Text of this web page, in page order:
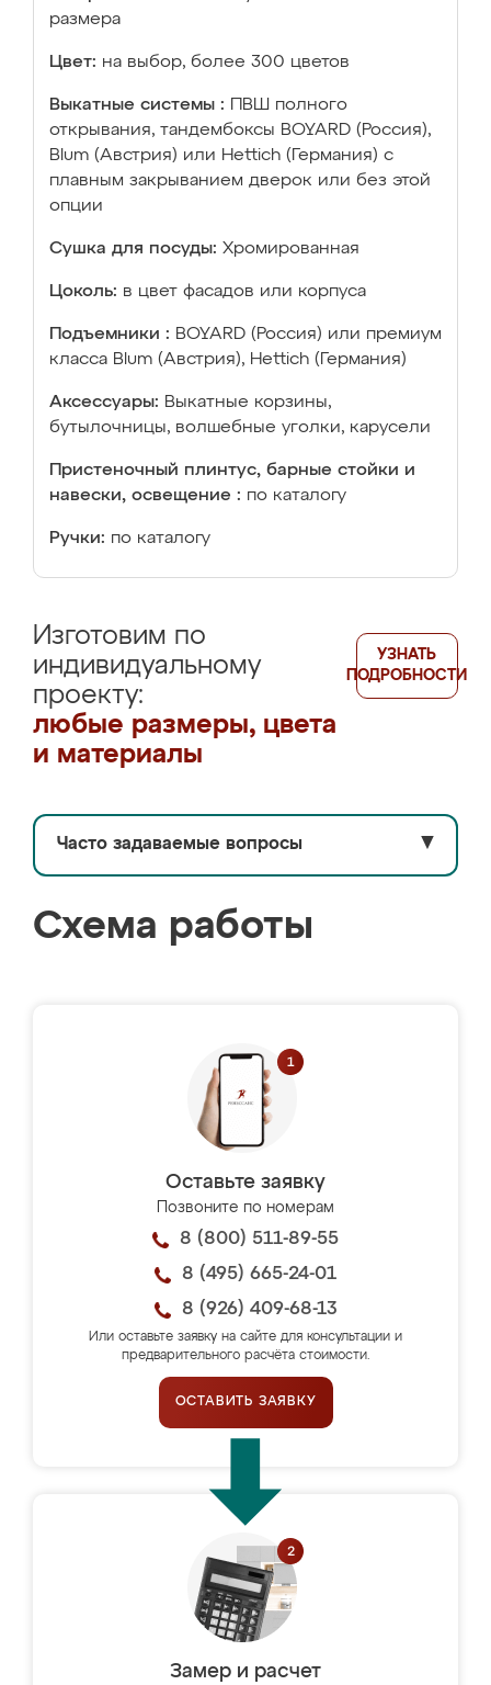
размера
Цвет: на выбор, более 300 цветов
Выкатные системы :
ПВШ полного
открывания, тандембоксы BOYARD (Россия),
Blum (Австрия) или Hettich (Германия) с
плавным закрыванием дверок или без этой
опции
Сушка для посуды: Хромированная
Цоколь: в цвет фасадов или корпуса
Подъемники : BOYARD (Россия) или премиум
класса Blum (Австрия), Hettich (Германия)
Аксессуары: Выкатные корзины,
бутылочницы, волшебные уголки, карусели
Пристеночный плинтус, барные стойки и
навески, освещение : по каталогу
Ручки: по каталогу
Изготовим по
индивидуальному
проекту:
любые размеры, цвета
и материалы
УЗНАТЬ
ПОДРОБНОСТИ
Часто задаваемые вопросы ▼
Схема работы
Оставьте заявку
Позвоните по номерам
8 (800) 511-89-55
8 (495) 665-24-01
8 (926) 409-68-13
Или оставьте заявку на сайте для консультации и
предварительного расчёта стоимости.
ОСТАВИТЬ ЗАЯВКУ
Замер и расчет